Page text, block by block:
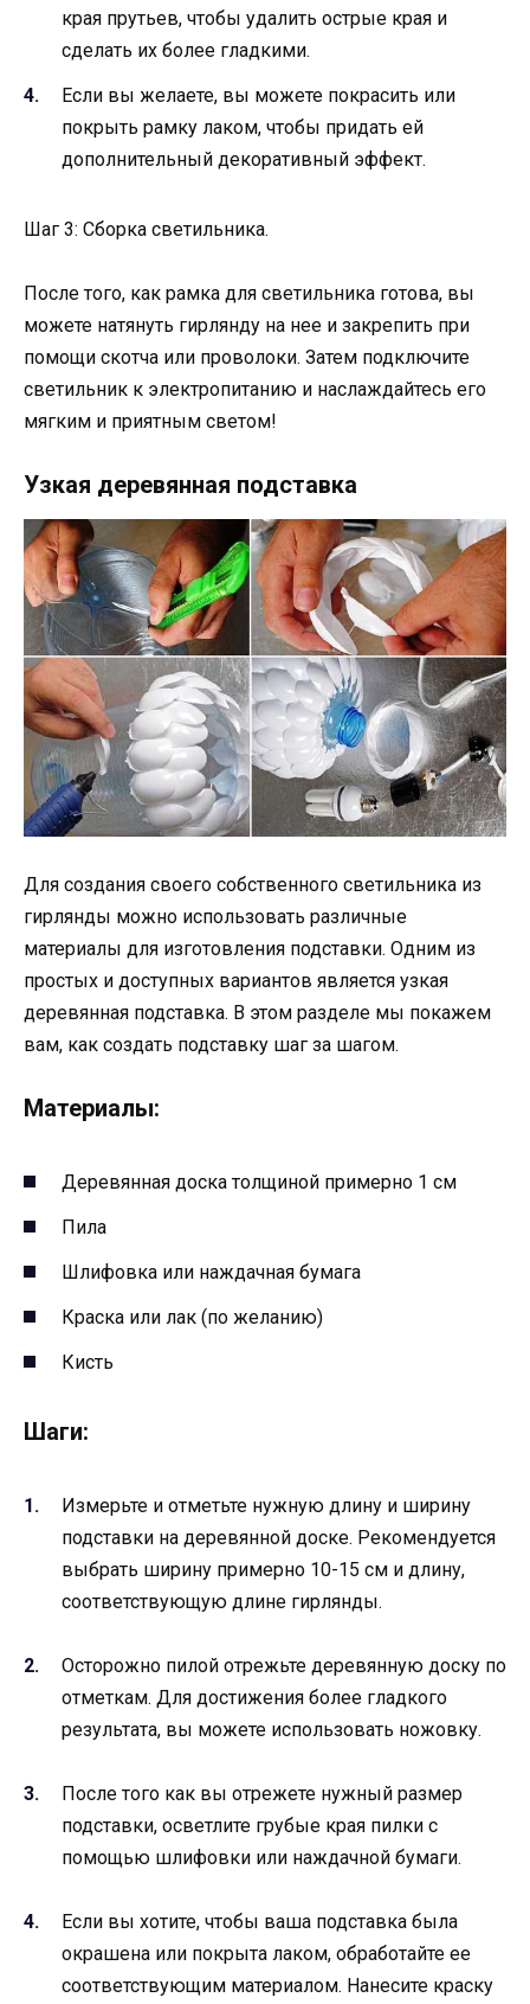
края прутьев, чтобы удалить острые края и
сделать их более гладкими.
Если вы желаете, вы можете покрасить или
покрыть рамку лаком, чтобы придать ей
дополнительный декоративный эффект.
Шаг 3: Сборка светильника.
После того, как рамка для светильника готова, вы
можете натянуть гирлянду на нее и закрепить при
помощи скотча или проволоки. Затем подключите
светильник к электропитанию и наслаждайтесь его
мягким и приятным светом!
Узкая деревянная подставка
Для создания своего собственного светильника из
гирлянды можно использовать различные
материалы для изготовления подставки. Одним из
простых и доступных вариантов является узкая
деревянная подставка. В этом разделе мы покажем
вам, как создать подставку шаг за шагом.
Материалы:
Деревянная доска толщиной примерно 1 см
Пила
Шлифовка или наждачная бумага
Краска или лак (по желанию)
Кисть
Шаги:
Измерьте и отметьте нужную длину и ширину
подставки на деревянной доске. Рекомендуется
выбрать ширину примерно 10-15 см и длину,
соответствующую длине гирлянды.
Осторожно пилой отрежьте деревянную доску по
отметкам. Для достижения более гладкого
результата, вы можете использовать ножовку.
После того как вы отрежете нужный размер
подставки, осветлите грубые края пилки с
помощью шлифовки или наждачной бумаги.
Если вы хотите, чтобы ваша подставка была
окрашена или покрыта лаком, обработайте ее
соответствующим материалом. Нанесите краску